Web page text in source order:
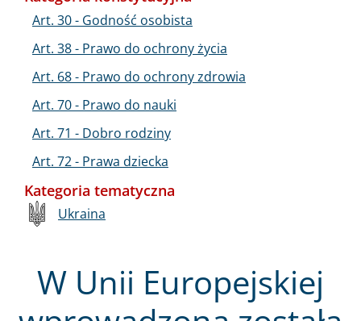
W Unii Europejskiej
Art. 30 - Godność osobista
Art. 38 - Prawo do ochrony życia
Art. 68 - Prawo do ochrony zdrowia
Art. 70 - Prawo do nauki
Art. 71 - Dobro rodziny
Art. 72 - Prawa dziecka
Kategoria tematyczna
Ukraina